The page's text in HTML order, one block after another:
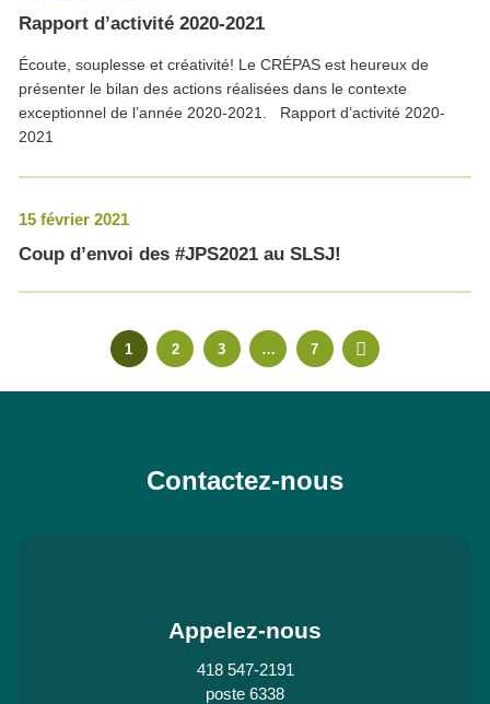
Rapport d’activité 2020-2021
Écoute, souplesse et créativité! Le CRÉPAS est heureux de
présenter le bilan des actions réalisées dans le contexte
exceptionnel de l’année 2020-2021. Rapport d’activité 2020-
2021
15 février 2021
Coup d’envoi des #JPS2021 au SLSJ!
1 2 3 … 7
Contactez-nous
Appelez-nous
418 547-2191
poste 6338